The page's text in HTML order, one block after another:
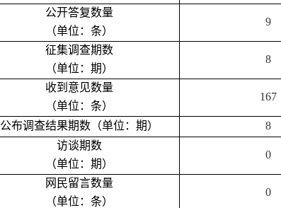
公开答复数量
（单位：条）
9
征集调查期数
（单位：期）
8
收到意见数量
（单位：条）
167
公布调查结果期数（单位：期） 8
访谈期数
（单位：期）
0
网民留言数量
（单位：条）
0